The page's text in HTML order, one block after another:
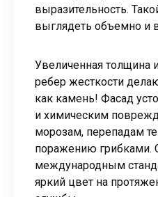
выразительность.
выглядеть объемно и
Увеличенная толщина
ребер жесткости
как камень! Фасад
и химическим
морозам, перепадам
поражению грибками.
международным
яркий цвет на